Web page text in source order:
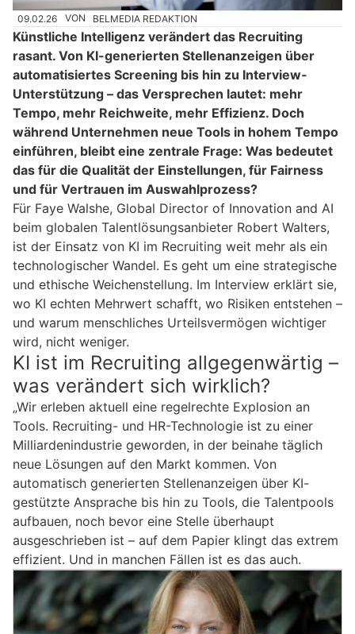
09.02.26 VON BELMEDIA REDAKTION
Künstliche Intelligenz verändert das Recruiting
rasant. Von KI-generierten Stellenanzeigen über
automatisiertes Screening bis hin zu Interview-
Unterstützung – das Versprechen lautet: mehr
Tempo, mehr Reichweite, mehr Effizienz. Doch
während Unternehmen neue Tools in hohem Tempo
einführen, bleibt eine zentrale Frage: Was bedeutet
das für die Qualität der Einstellungen, für Fairness
und für Vertrauen im Auswahlprozess?
Für Faye Walshe, Global Director of Innovation and AI
beim globalen Talentlösungsanbieter Robert Walters,
ist der Einsatz von KI im Recruiting weit mehr als ein
technologischer Wandel. Es geht um eine strategische
und ethische Weichenstellung. Im Interview erklärt sie,
wo KI echten Mehrwert schafft, wo Risiken entstehen –
und warum menschliches Urteilsvermögen wichtiger
wird, nicht weniger.
KI ist im Recruiting allgegenwärtig –
was verändert sich wirklich?
„Wir erleben aktuell eine regelrechte Explosion an
Tools. Recruiting- und HR-Technologie ist zu einer
Milliardenindustrie geworden, in der beinahe täglich
neue Lösungen auf den Markt kommen. Von
automatisch generierten Stellenanzeigen über KI-
gestützte Ansprache bis hin zu Tools, die Talentpools
aufbauen, noch bevor eine Stelle überhaupt
ausgeschrieben ist – auf dem Papier klingt das extrem
effizient. Und in manchen Fällen ist es das auch.